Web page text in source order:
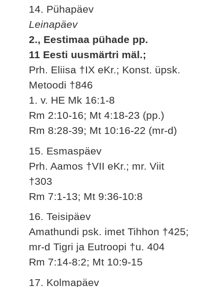
14. Pühapäev
Leinapäev
2., Eestimaa pühade pp.
11 Eesti uusmärtri mäl.;
Prh. Eliisa †IX eKr.; Konst. üpsk.
Metoodi †846
1. v. HE Mk 16:1-8
Rm 2:10-16; Mt 4:18-23 (pp.)
Rm 8:28-39; Mt 10:16-22 (mr-d)
15. Esmaspäev
Prh. Aamos †VII eKr.; mr. Viit
†303
Rm 7:1-13; Mt 9:36-10:8
16. Teisipäev
Amathundi psk. imet Tihhon †425;
mr-d Tigri ja Eutroopi †u. 404
Rm 7:14-8:2; Mt 10:9-15
17. Kolmapäev